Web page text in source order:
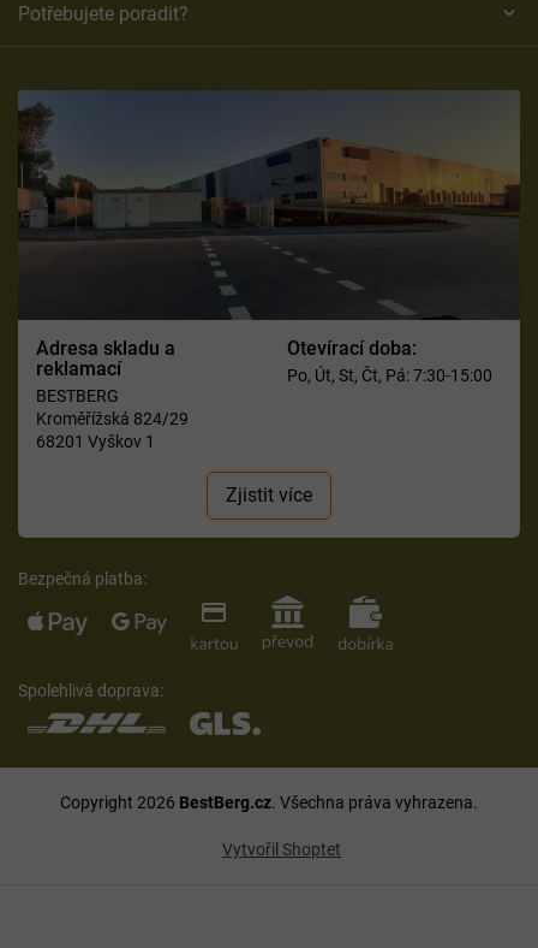
Potřebujete poradit?
Adresa skladu a
reklamací
BESTBERG
Kroměřížská 824/29
68201 Vyškov 1
Otevírací doba:
Po, Út, St, Čt, Pá: 7:30-15:00
Zjistit více
Bezpečná platba:
Spolehlivá doprava:
Vytvořil Shoptet
Copyright 2026 BestBerg.cz. Všechna práva vyhrazena.